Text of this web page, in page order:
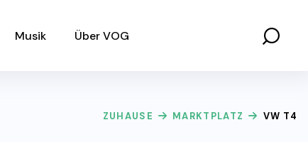
Musik Über VOG
ZUHAUSE MARKTPLATZ VW T4